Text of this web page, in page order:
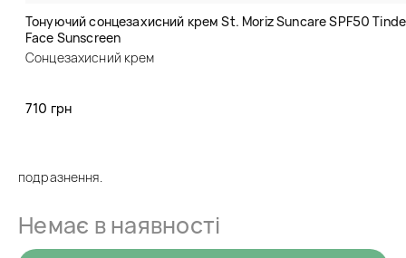
Тонуючий сонцезахисний крем St. Moriz Suncare SPF50
Face Sunscreen
Сонцезахисний крем
710 грн
+++
Сонцезахисний крем
код товару
подразнення.
Немає в наявності